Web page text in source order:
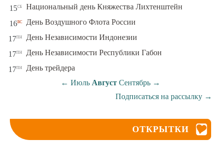
15сб Национальный день Княжества Лихтенштейн
16вс День Воздушного Флота России
17пн День Независимости Индонезии
17пн День Независимости Республики Габон
17пн
День трейдера
← Июль Август Сентябрь →
Подписаться на рассылку →
ОТКРЫТКИ